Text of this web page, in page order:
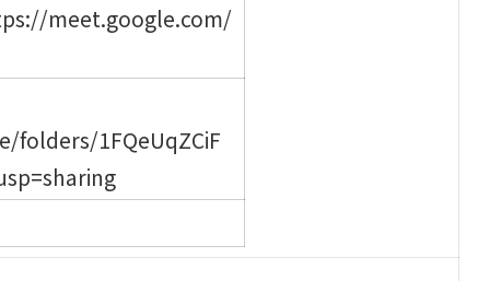
meet.google.com/
folders/1FQeUqZCiF